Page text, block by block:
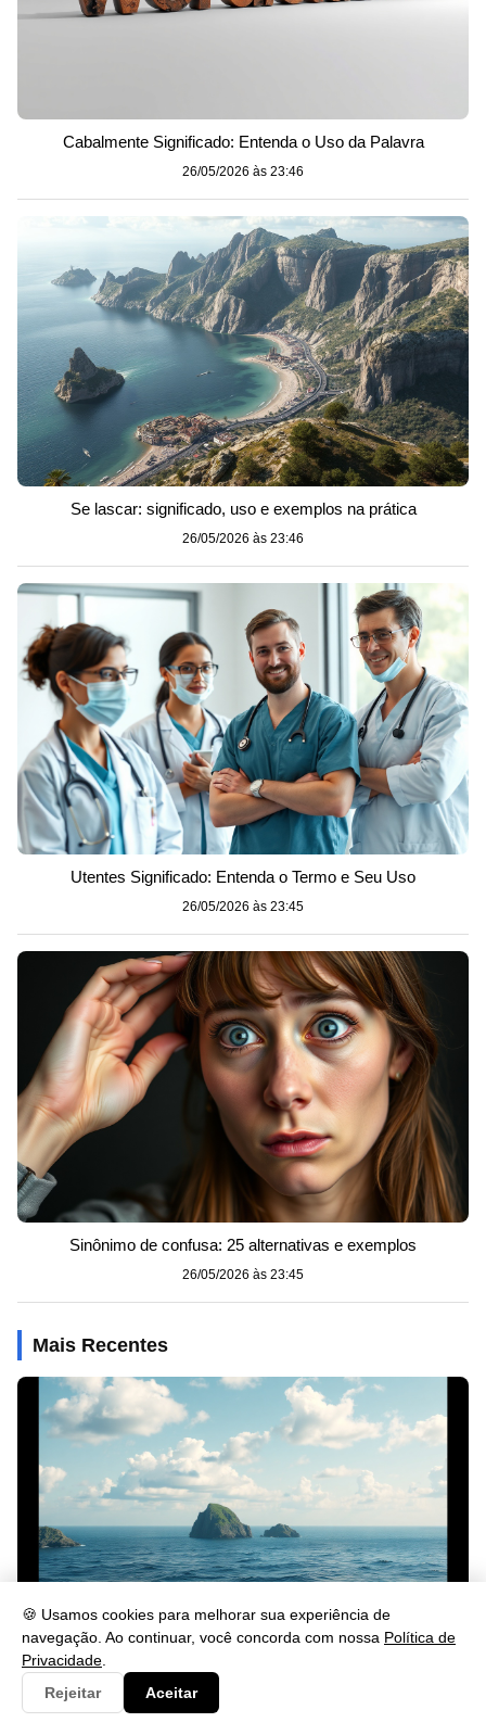
🍪 Usamos cookies para melhorar sua experiência de
navegação. Ao continuar, você concorda com nossa Política de
Privacidade
Rejeitar
Aceitar
Cabalmente Significado: Entenda o Uso da Palavra
26/05/2026 às 23:46
Se lascar: significado, uso e exemplos na prática
26/05/2026 às 23:46
Utentes Significado: Entenda o Termo e Seu Uso
26/05/2026 às 23:45
Sinônimo de confusa: 25 alternativas e exemplos
26/05/2026 às 23:45
Mais Recentes
Sinônimo de Impedimento: Veja Palavras Equivalentes
26/05/2026 às 23:46